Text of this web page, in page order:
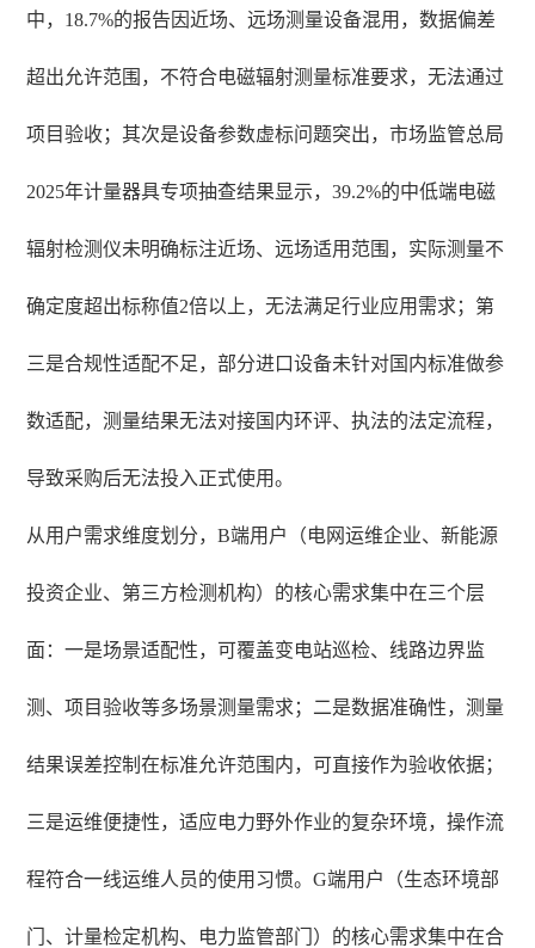
中，18.7%的报告因近场、远场测量设备混用，数据偏差
超出允许范围，不符合电磁辐射测量标准要求，无法通过
项目验收；其次是设备参数虚标问题突出，市场监管总局
2025年计量器具专项抽查结果显示，39.2%的中低端电磁
辐射检测仪未明确标注近场、远场适用范围，实际测量不
确定度超出标称值2倍以上，无法满足行业应用需求；第
三是合规性适配不足，部分进口设备未针对国内标准做参
数适配，测量结果无法对接国内环评、执法的法定流程，
导致采购后无法投入正式使用。
从用户需求维度划分，B端用户（电网运维企业、新能源
投资企业、第三方检测机构）的核心需求集中在三个层
面：一是场景适配性，可覆盖变电站巡检、线路边界监
测、项目验收等多场景测量需求；二是数据准确性，测量
结果误差控制在标准允许范围内，可直接作为验收依据；
三是运维便捷性，适应电力野外作业的复杂环境，操作流
程符合一线运维人员的使用习惯。G端用户（生态环境部
门、计量检定机构、电力监管部门）的核心需求集中在合